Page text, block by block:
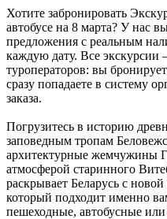
Хотите забронировать
автобусе на 8 марта? У нас
предложения с реальным
каждую дату. Все
туроператоров: вы
сразу попадаете в систему
заказа.
Погрузитесь в историю
заповедным тропам
архитектурные жемчужины
атмосферой старинного
раскрывает Беларусь с
который подходит именно
пешеходные, автобусные